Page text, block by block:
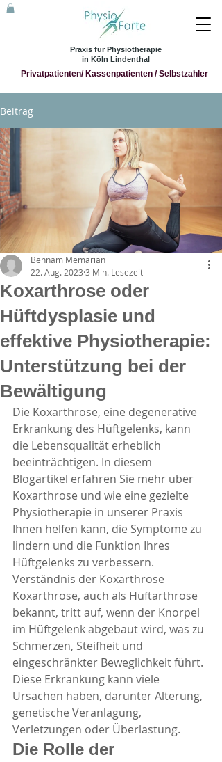
Praxis für Physiotherapie
in Köln Lindenthal
Privatpatienten/ Kassenpatienten / Selbstzahler
Beitrag
Koxarthrose oder
Hüftdysplasie und
effektive Physiotherapie:
Unterstützung bei der
Bewältigung
Behnam Memarian
22. Aug. 2023 3 Min. Lesezeit
Die Koxarthrose, eine degenerative
Erkrankung des Hüftgelenks, kann
die Lebensqualität erheblich
beeinträchtigen. In diesem
Blogartikel erfahren Sie mehr über
Koxarthrose und wie eine gezielte
Physiotherapie in unserer Praxis
Ihnen helfen kann, die Symptome zu
lindern und die Funktion Ihres
Hüftgelenks zu verbessern.
Verständnis der Koxarthrose
Koxarthrose, auch als Hüftarthrose
bekannt, tritt auf, wenn der Knorpel
im Hüftgelenk abgebaut wird, was zu
Schmerzen, Steifheit und
eingeschränkter Beweglichkeit führt.
Diese Erkrankung kann viele
Ursachen haben, darunter Alterung,
genetische Veranlagung,
Verletzungen oder Überlastung.
Die Rolle der